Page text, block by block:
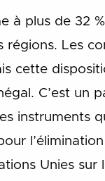
à plus de 32
régions. Les
cette
C’est un
instruments
Unies sur